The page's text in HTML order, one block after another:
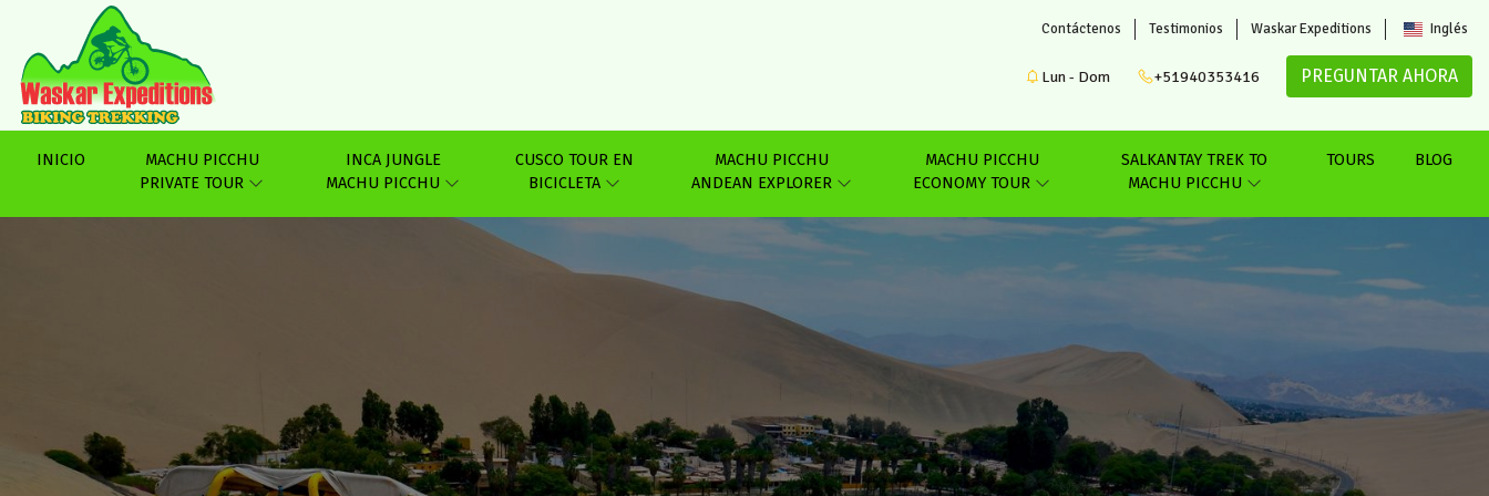
Contáctenos Testimonios Waskar Expeditions Inglés
Lun - Dom +51940353416 PREGUNTAR AHORA
INICIO
MACHU PICCHU
PRIVATE TOUR
INCA JUNGLE
MACHU PICCHU
CUSCO TOUR EN
BICICLETA
MACHU PICCHU
ANDEAN EXPLORER
MACHU PICCHU
ECONOMY TOUR
SALKANTAY TREK TO
MACHU PICCHU
TOURS BLOG